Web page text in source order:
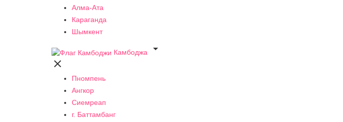
Алма-Ата
Караганда
Шымкент
Камбоджа


Пномпень
Ангкор
Сиемреап
г. Баттамбанг